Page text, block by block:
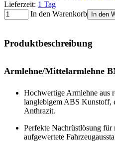
Lieferzeit: 1 Tag
In den Warenkorb
In den
Produktbeschreibung
Armlehne/Mittelarmlehne
Hochwertige Armlehne aus
langlebigem ABS Kunstoff,
Anthrazit.
Perfekte Nachrüstlösung
aufgewertete